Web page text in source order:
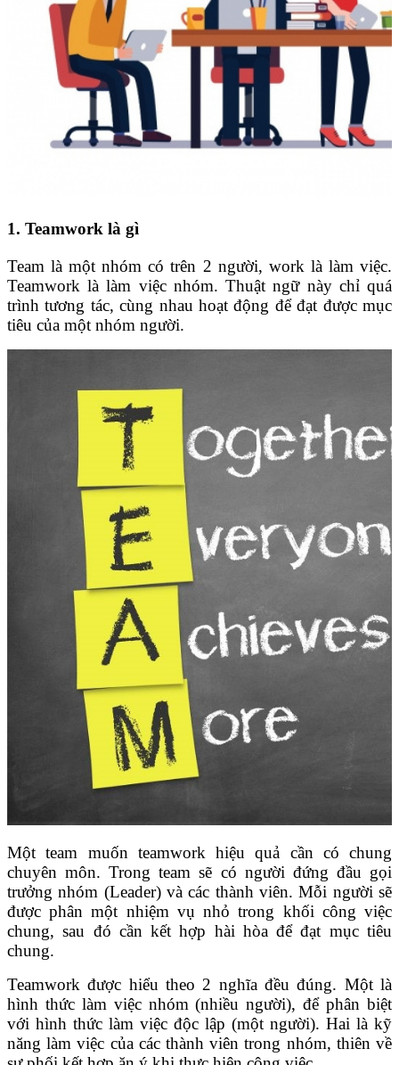
1. Teamwork là gì
Team là một nhóm có trên 2 người, work là làm việc.
Teamwork là làm việc nhóm. Thuật ngữ này chỉ quá
trình tương tác, cùng nhau hoạt động để đạt được mục
tiêu của một nhóm người.
Một team muốn teamwork hiệu quả cần có chung
chuyên môn. Trong team sẽ có người đứng đầu gọi
trưởng nhóm (Leader) và các thành viên. Mỗi người sẽ
được phân một nhiệm vụ nhỏ trong khối công việc
chung, sau đó cần kết hợp hài hòa để đạt mục tiêu
chung.
Teamwork được hiểu theo 2 nghĩa đều đúng. Một là
hình thức làm việc nhóm (nhiều người), để phân biệt
với hình thức làm việc độc lập (một người). Hai là kỹ
năng làm việc của các thành viên trong nhóm, thiên về